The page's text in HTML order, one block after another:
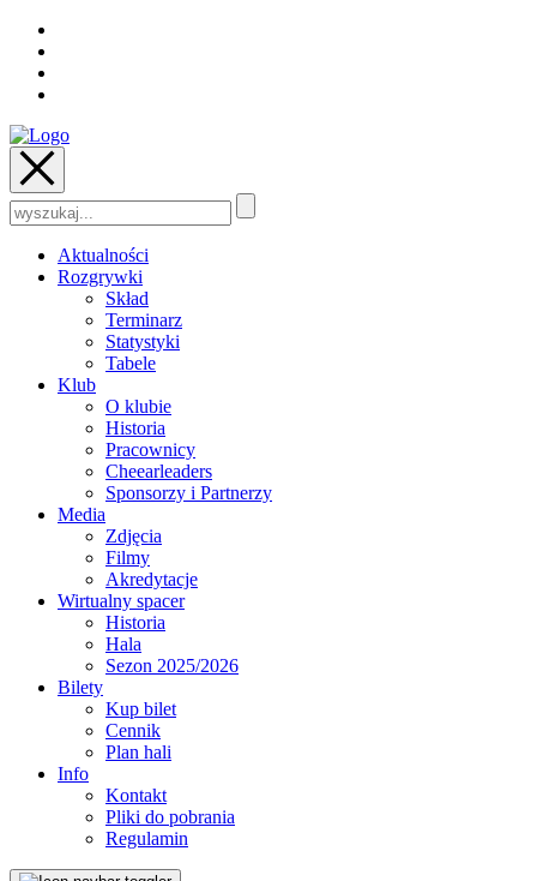
Szukaj:
Aktualności
Rozgrywki
Skład
Terminarz
Statystyki
Tabele
Klub
O klubie
Historia
Pracownicy
Cheearleaders
Sponsorzy i Partnerzy
Media
Zdjęcia
Filmy
Akredytacje
Wirtualny spacer
Historia
Hala
Sezon 2025/2026
Bilety
Kup bilet
Cennik
Plan hali
Info
Kontakt
Pliki do pobrania
Regulamin